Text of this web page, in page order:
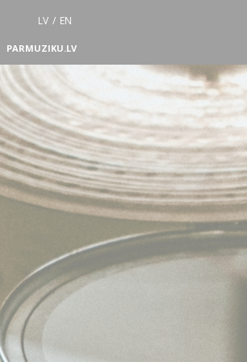
LV / EN
PARMUZIKU.LV